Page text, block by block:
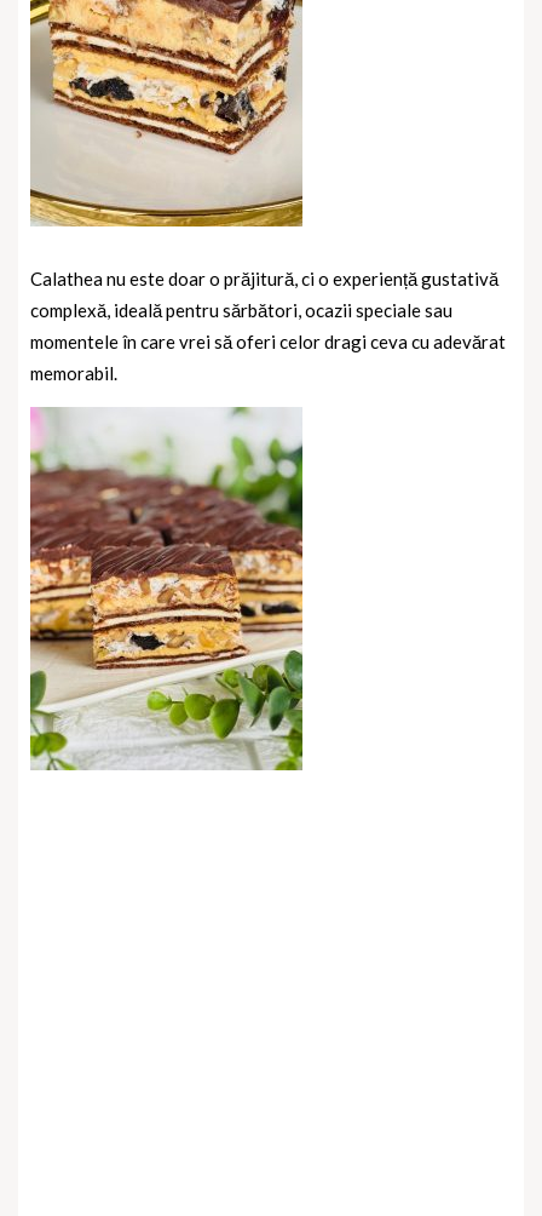
Calatheanu este doar o prăjitură, ci o experiență gustativă
complexă, ideală pentru sărbători, ocazii speciale sau
momentele în care vrei să oferi celor dragi ceva cu adevărat
memorabil.